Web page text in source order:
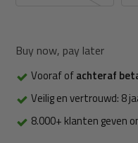
Buy now, pay later
Vooraf ofachteraf
Veilig en vertrouwd: 8
8.000+ klanten geven